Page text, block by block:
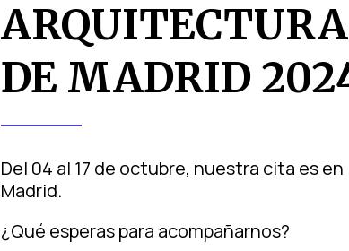
ARQUITECTURA
DE MADRID
Del 04 al 17 de octubre, nuestra cita es en
Madrid.
¿Qué esperas para acompañarnos?